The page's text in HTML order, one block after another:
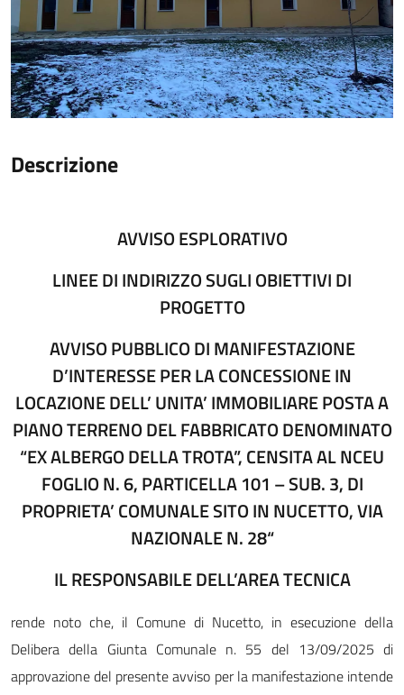
Descrizione
AVVISO ESPLORATIVO
LINEE DI INDIRIZZO SUGLI OBIETTIVI DI
PROGETTO
AVVISO PUBBLICO DI MANIFESTAZIONE
D’INTERESSE PER LA CONCESSIONE IN
LOCAZIONE DELL’ UNITA’ IMMOBILIARE POSTA A
PIANO TERRENO DEL FABBRICATO DENOMINATO
“EX ALBERGO DELLA TROTA”, CENSITA AL NCEU
FOGLIO N. 6, PARTICELLA 101 – SUB. 3, DI
PROPRIETA’ COMUNALE SITO IN NUCETTO, VIA
NAZIONALE N. 28“
IL RESPONSABILE DELL’AREA TECNICA
rende noto che, il Comune di Nucetto, in esecuzione della
Delibera della Giunta Comunale n. 55 del 13/09/2025 di
approvazione del presente avviso per la manifestazione intende